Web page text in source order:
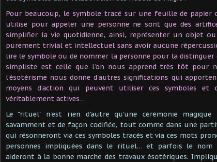
Pour beaucoup, le symbole tracé sur une feuille de papier
utilise pour appeler une personne ne sont que des
simplifier la vie quotidienne, ainsi, représenter un objet
purement trivial et intellectuel sans avoir aucune
lire le symbole ou de nommer la personne pour la distinguer
simpliste est celle que l'on nous apprend très tôt pour
l'ésotérisme nous donne d'autres significations qui
moyens d'action qui peuvent utiliser ces symboles et
véritablement actives…
Le "rituel" n'est rien d'autre qu'une cérémonie
savamment et de façon codifiée, tout comme dans une
qui résonneront via ces symboles tracés et via ces mots
personnes impliquées dans le rituel… et parfois le nom
aideront à la bonne marche des travaux ésotériques.